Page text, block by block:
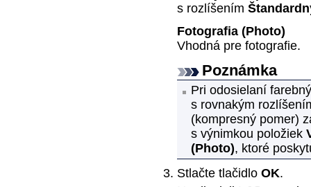
s rozlíšením
Fotografia (Photo)
Vhodná pre fotografie.
Poznámka
Pri odosielaní
s rovnakým
(kompresný pomer)
s výnimkou položiek
(Photo), ktoré
Stlačte tlačidlo OK.